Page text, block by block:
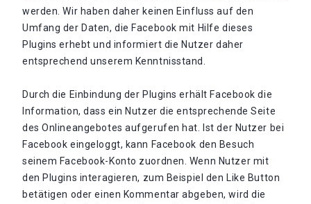
werden. Wir haben daher keinen Einfluss auf den
Umfang der Daten, die Facebook mit Hilfe dieses
Plugins erhebt und informiert die Nutzer daher
entsprechend unserem Kenntnisstand.
Durch die Einbindung der Plugins erhält Facebook die
Information, dass ein Nutzer die entsprechende Seite
des Onlineangebotes aufgerufen hat. Ist der Nutzer bei
Facebook eingeloggt, kann Facebook den Besuch
seinem Facebook-Konto zuordnen. Wenn Nutzer mit
den Plugins interagieren, zum Beispiel den Like Button
betätigen oder einen Kommentar abgeben, wird die